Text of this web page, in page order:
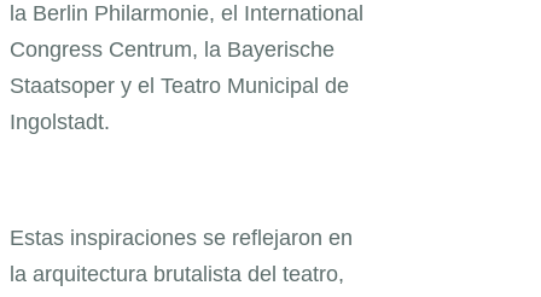
la Berlin Philarmonie, el International
Congress Centrum, la Bayerische
Staatsoper y el Teatro Municipal de
Ingolstadt.
Estas inspiraciones se reflejaron en
la arquitectura brutalista del teatro,